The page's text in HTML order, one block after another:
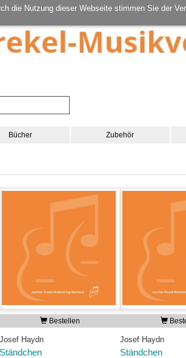
die Nutzung dieser Webseite stimmen Sie der
Bücher Zubehör
Bestellen
Josef Haydn
Ständchen
Josef Haydn
Ständchen